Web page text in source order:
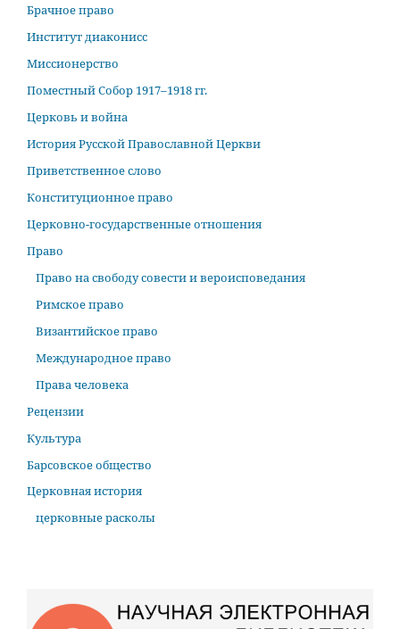
Брачное право
Институт диаконисс
Миссионерство
Поместный Собор 1917–1918 гг.
Церковь и война
История Русской Православной Церкви
Приветственное слово
Конституционное право
Церковно-государственные отношения
Право
Право на свободу совести и вероисповедания
Римское право
Византийское право
Международное право
Права человека
Рецензии
Культура
Барсовское общество
Церковная история
церковные расколы